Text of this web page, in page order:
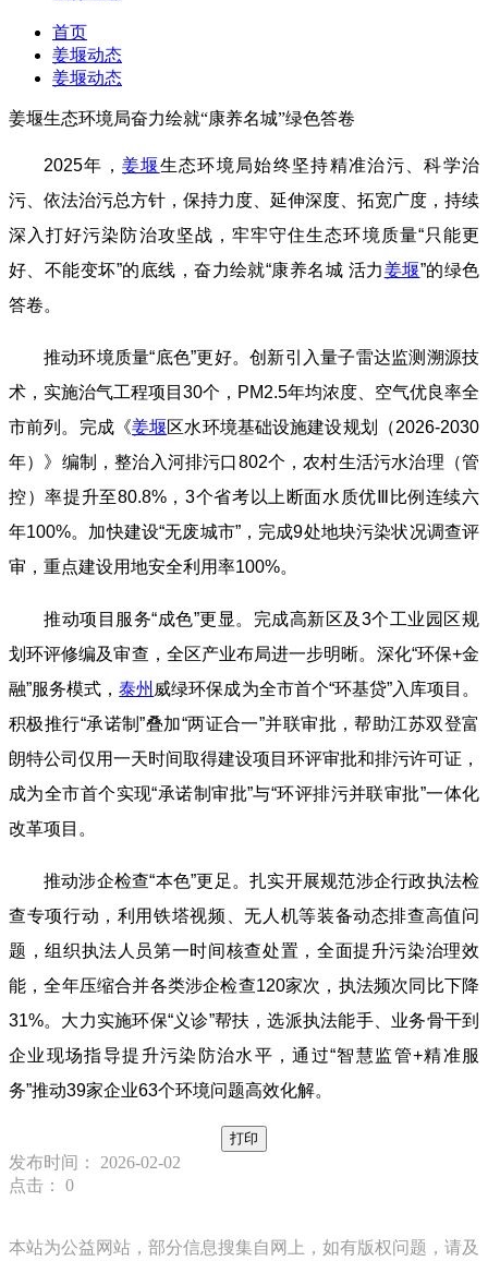
首页
姜堰动态
姜堰动态
姜堰生态环境局奋力绘就“康养名城”绿色答卷
2025年， 姜堰生态环境局始终坚持精准治污、科学治
污、依法治污总方针，保持力度、延伸深度、拓宽广度，持续
深入打好污染防治攻坚战，牢牢守住生态环境质量“只能更
好、不能变坏”的底线，奋力绘就“康养名城 活力姜堰”的绿色
答卷。
推动环境质量“底色”更好。创新引入量子雷达监测溯源技
术，实施治气工程项目30个，PM2.5年均浓度、空气优良率全
市前列。完成《姜堰区水环境基础设施建设规划（2026-2030
年）》编制，整治入河排污口802个，农村生活污水治理（管
控）率提升至80.8%，3个省考以上断面水质优Ⅲ比例连续六
年100%。加快建设“无废城市”，完成9处地块污染状况调查评
审，重点建设用地安全利用率100%。
推动项目服务“成色”更显。完成高新区及3个工业园区规
划环评修编及审查，全区产业布局进一步明晰。深化“环保+金
融”服务模式，泰州 威绿环保成为全市首个“环基贷”入库项目。
积极推行“承诺制”叠加“两证合一”并联审批，帮助江苏双登富
朗特公司仅用一天时间取得建设项目环评审批和排污许可证，
成为全市首个实现“承诺制审批”与“环评排污并联审批”一体化
改革项目。
推动涉企检查“本色”更足。扎实开展规范涉企行政执法检
查专项行动，利用铁塔视频、无人机等装备动态排查高值问
题，组织执法人员第一时间核查处置，全面提升污染治理效
能，全年压缩合并各类涉企检查120家次，执法频次同比下降
31%。大力实施环保“义诊”帮扶，选派执法能手、业务骨干到
企业现场指导提升污染防治水平，通过“智慧监管+精准服
务”推动39家企业63个环境问题高效化解。
打印
发布时间： 2026-02-02
点击： 0
本站为公益网站，部分信息搜集自网上，如有版权问题，请及